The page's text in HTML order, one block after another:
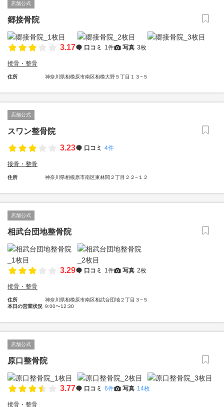
店舗公式
郷接骨院
3.17 口コミ 1件 写真 3枚
接骨・整骨
住所 神奈川県相模原市南区相模大野５丁目１３−５
店舗公式
スワン整骨院
3.23
口コミ 4件
接骨・整骨
住所 神奈川県相模原市南区東林間２丁目２２−１２
店舗公式
相武台団地整骨院
3.29 口コミ 1件 写真 2枚
接骨・整骨
住所
神奈川県相模原市南区相武台団地２丁目３−５
本日の営業状況 9:00〜12:30
店舗公式
原口整骨院
3.77 口コミ 6件 写真 14枚
接骨・整骨